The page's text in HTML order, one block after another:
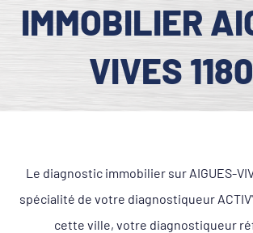
IMMOBILIER
VIVES
Le diagnostic immobilier sur AIGUES-
spécialité de votre diagnostiqueur
cette ville, votre diagnostiqueur